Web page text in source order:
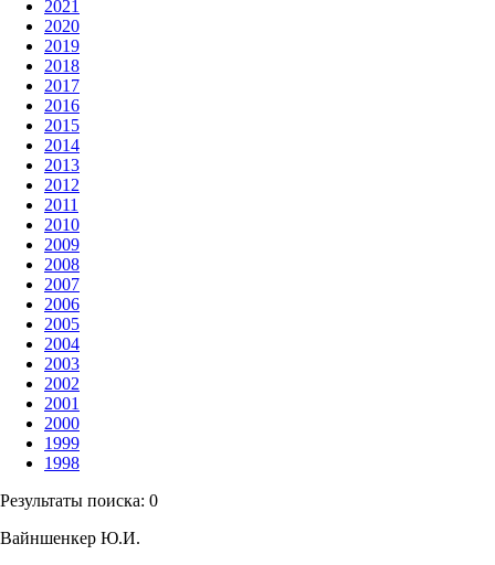
2021
2020
2019
2018
2017
2016
2015
2014
2013
2012
2011
2010
2009
2008
2007
2006
2005
2004
2003
2002
2001
2000
1999
1998
Результаты поиска: 0
Вайншенкер Ю.И.